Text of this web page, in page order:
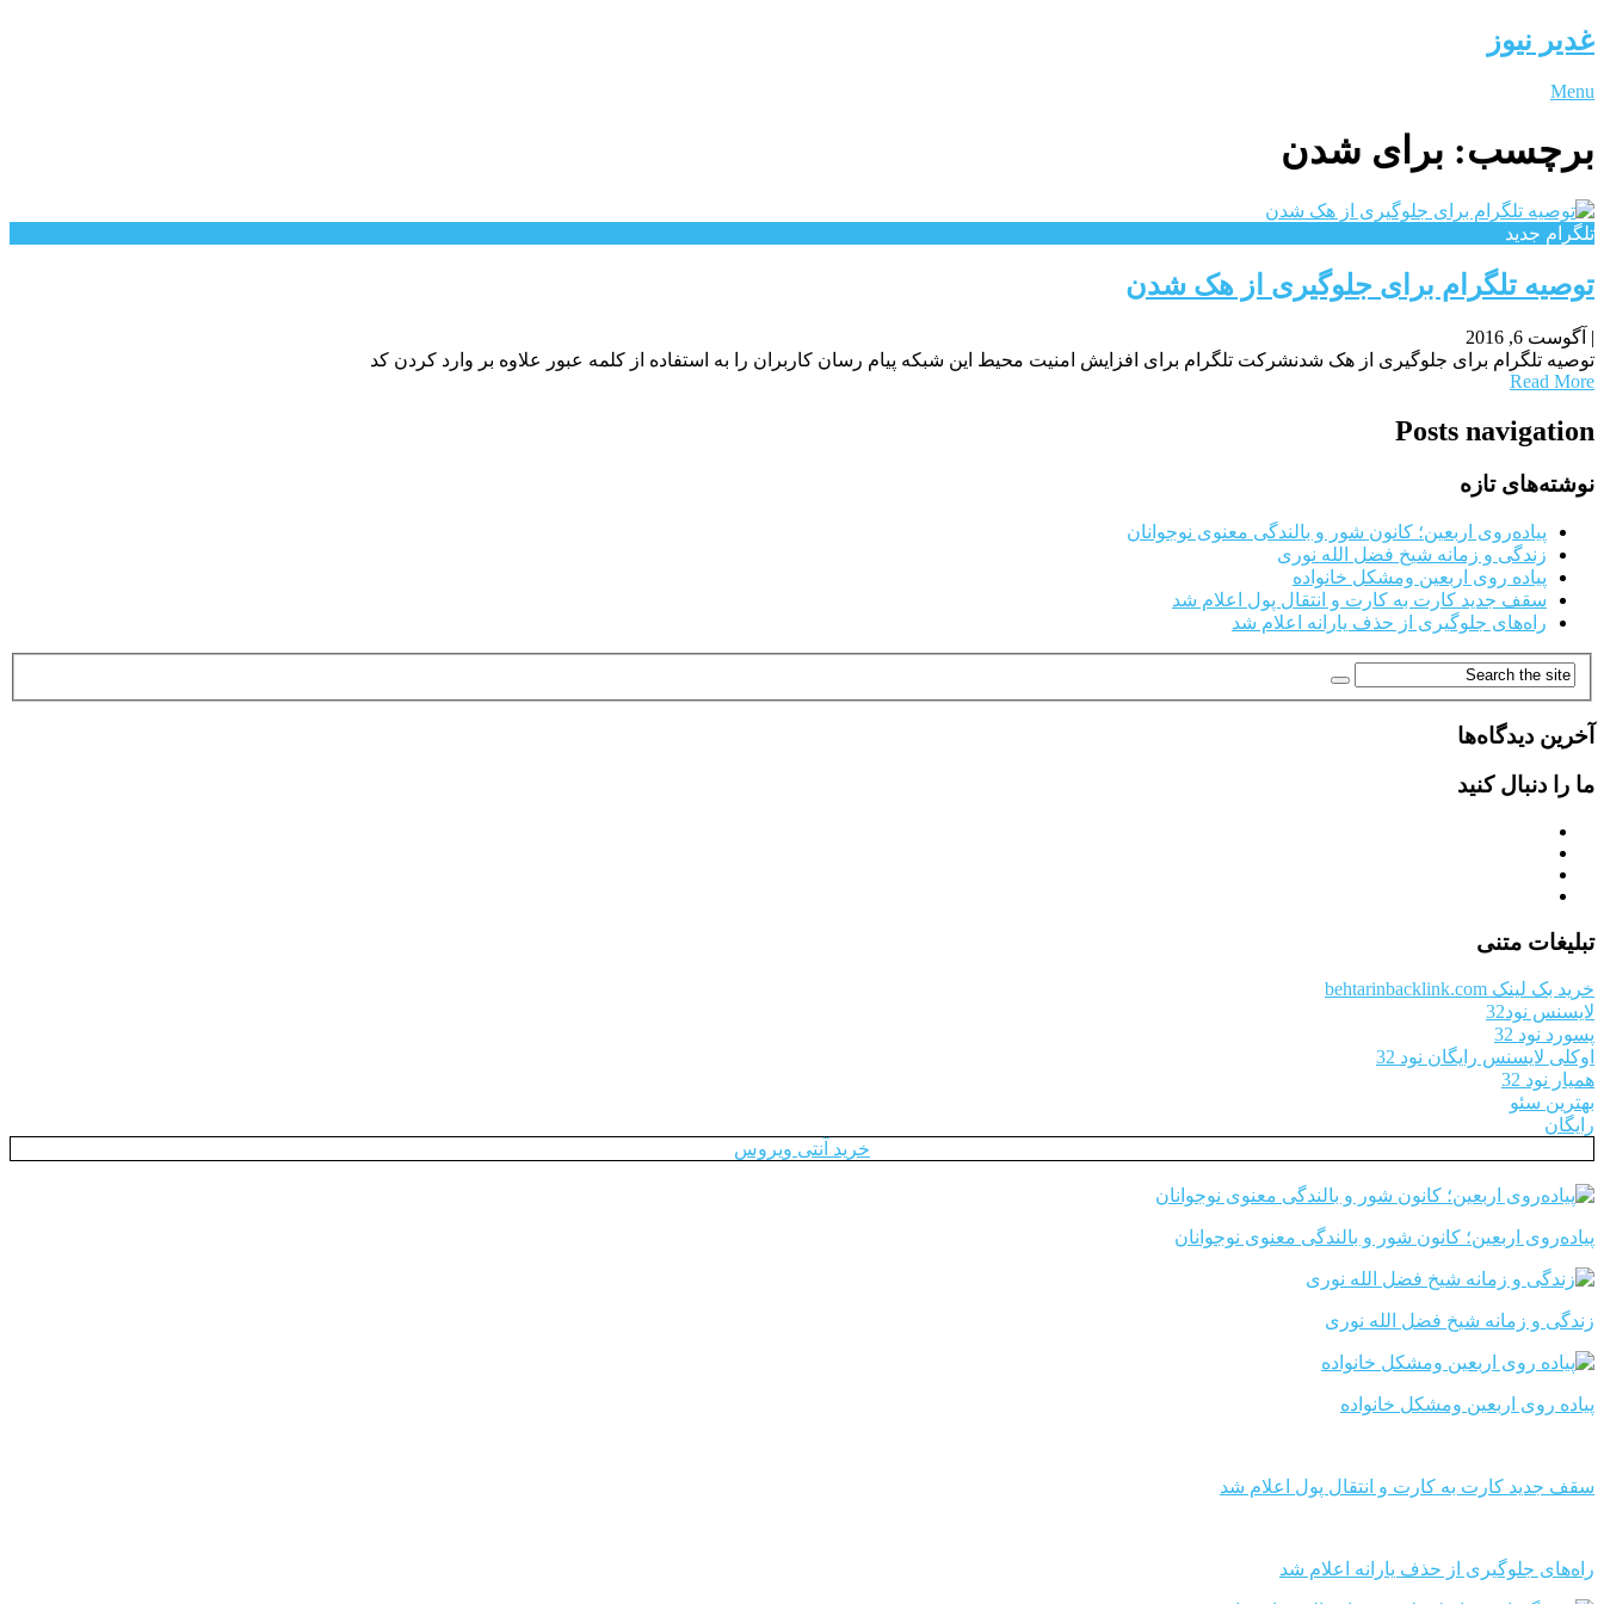
غدیر نیوز
Menu
برچسب: برای شدن
تلگرام جدید
توصیه تلگرام برای جلوگیری از هک شدن
| آگوست 6, 2016
توصیه تلگرام برای جلوگیری از هک شدنشرکت تلگرام برای افزایش امنیت محیط این شبکه پیام رسان کاربران را به استفاده از کلمه عبور علاوه بر وارد کردن کد
Read More
Posts navigation
نوشته‌های تازه
پیاده‌روی اربعین؛ کانون شور و بالندگی معنوی نوجوانان
زندگی و زمانه شیخ فضل الله نوری
پیاده روی اربعین ومشکل خانواده
سقف جدید کارت به کارت و انتقال پول اعلام شد
راه‌های جلوگیری از حذف یارانه اعلام شد
آخرین دیدگاه‌ها
ما را دنبال کنید
تبلیغات متنی
خرید بک لینک behtarinbacklink.com
لایسنس نود32
پسورد نود 32
اوکلی لایسنس رایگان نود 32
همیار نود 32
بهترین سئو
رایگان
خرید آنتی ویروس
پیاده‌روی اربعین؛ کانون شور و بالندگی معنوی نوجوانان
زندگی و زمانه شیخ فضل الله نوری
پیاده روی اربعین ومشکل خانواده
سقف جدید کارت به کارت و انتقال پول اعلام شد
راه‌های جلوگیری از حذف یارانه اعلام شد